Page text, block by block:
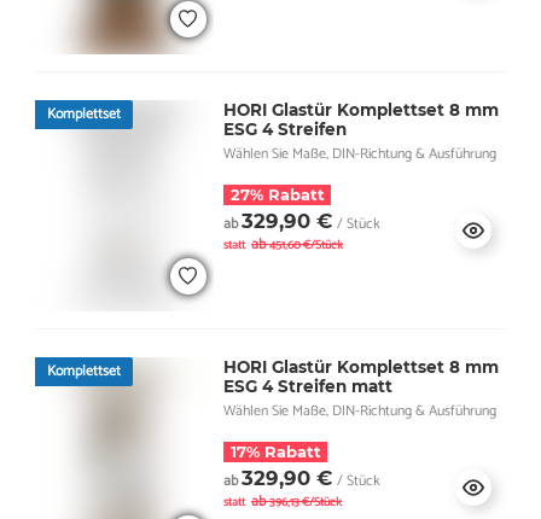
Komplettset
HORI Glastür Komplettset 8 mm
ESG 4 Streifen
Wählen Sie Maße, DIN-Richtung & Ausführung
27% Rabatt
ab329,90 € / Stück
statt ab451,60 €/Stück
Komplettset
HORI Glastür Komplettset 8 mm
ESG 4 Streifen matt
Wählen Sie Maße, DIN-Richtung & Ausführung
17% Rabatt
ab329,90 € / Stück
statt ab396,13 €/Stück